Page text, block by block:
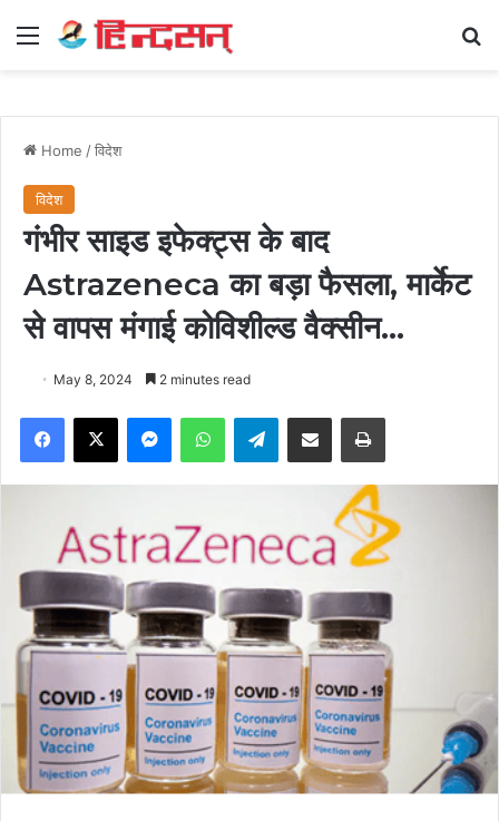
Menu
Home /विदेश
विदेश
गंभीर साइड इफेक्ट्स के बाद
Astrazeneca का बड़ा फैसला, मार्केट
से वापस मंगाई कोविशील्ड वैक्सीन…
May 8, 2024 2 minutes read
Facebook
X MessengerWhatsAppTelegramShare via Email Print